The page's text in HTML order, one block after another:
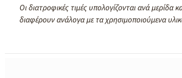
Οι διατροφικές τιμές υπολογίζονται ανά μερίδα
διαφέρουν ανάλογα με τα χρησιμοποιούμενα